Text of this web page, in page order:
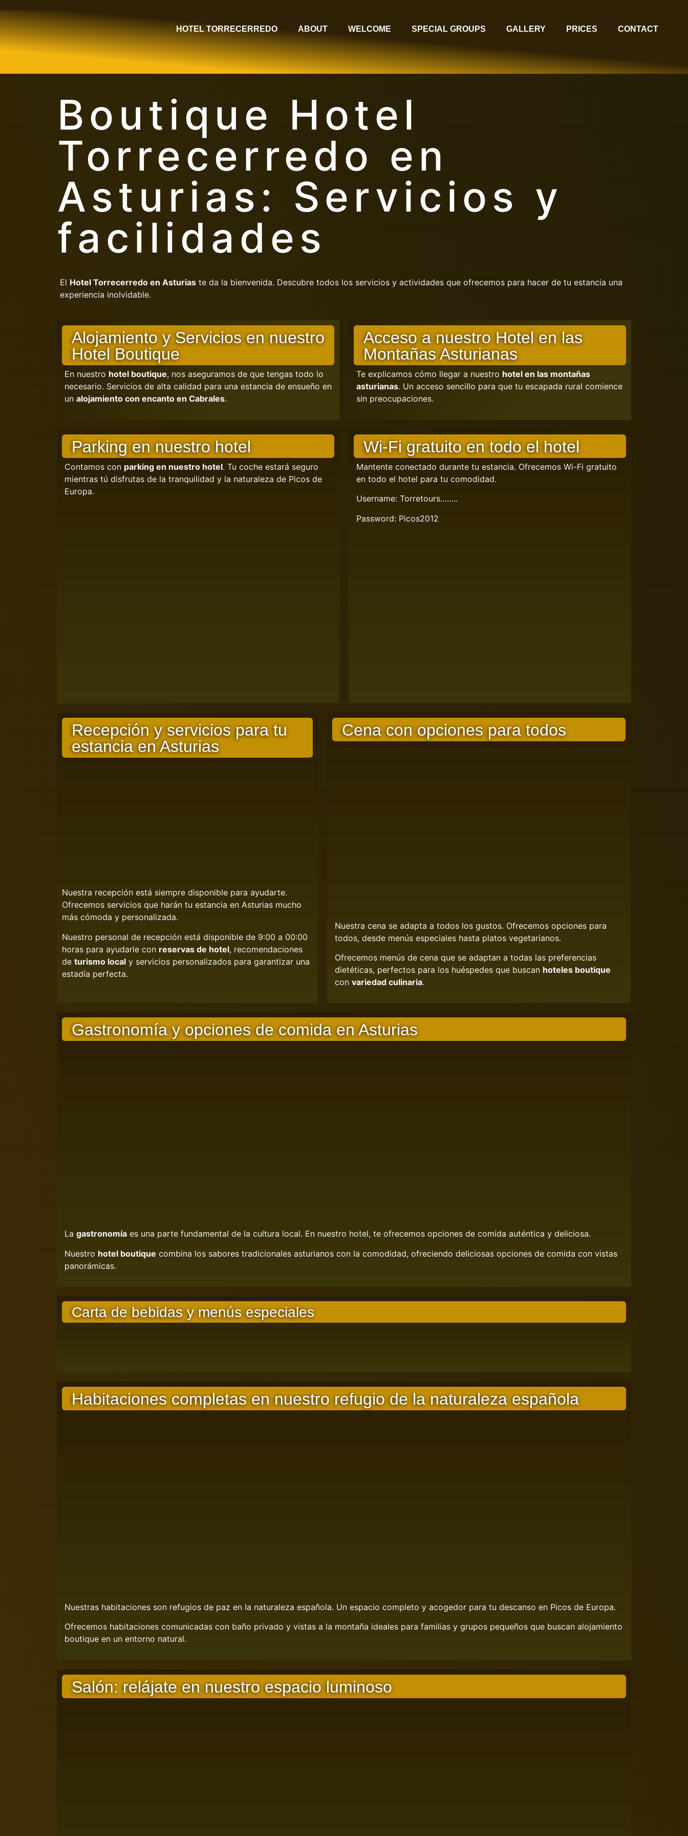
HOTEL TORRECERREDO ABOUT WELCOME SPECIAL GROUPS GALLERY PRICES CONTACT
Boutique Hotel
Torrecerredo en
Asturias: Servicios y
facilidades
El Hotel Torrecerredo en Asturias te da la bienvenida. Descubre todos los servicios y actividades que ofrecemos para hacer de tu estancia una
experiencia inolvidable.
Alojamiento y Servicios en nuestro
Hotel Boutique
En nuestro hotel boutique, nos aseguramos de que tengas todo lo
necesario. Servicios de alta calidad para una estancia de ensueño en
un alojamiento con encanto en Cabrales.
Acceso a nuestro Hotel en las
Montañas Asturianas
Te explicamos cómo llegar a nuestro hotel en las montañas
asturianas. Un acceso sencillo para que tu escapada rural comience
sin preocupaciones.
Parking en nuestro hotel
Contamos con parking en nuestro hotel. Tu coche estará seguro
mientras tú disfrutas de la tranquilidad y la naturaleza de Picos de
Europa.
Wi-Fi gratuito en todo el hotel
Mantente conectado durante tu estancia. Ofrecemos Wi-Fi gratuito
en todo el hotel para tu comodidad.
Username: Torretours……..
Password: Picos2012
Recepción y servicios para tu
estancia en Asturias
Nuestra recepción está siempre disponible para ayudarte.
Ofrecemos servicios que harán tu estancia en Asturias mucho
más cómoda y personalizada.
Nuestro personal de recepción está disponible de 9:00 a 00:00
horas para ayudarle con reservas de hotel, recomendaciones
de turismo local y servicios personalizados para garantizar una
estadía perfecta.
Cena con opciones para todos
Nuestra cena se adapta a todos los gustos. Ofrecemos opciones para
todos, desde menús especiales hasta platos vegetarianos.
Ofrecemos menús de cena que se adaptan a todas las preferencias
dietéticas, perfectos para los huéspedes que buscan hoteles boutique
con variedad culinaria.
Gastronomía y opciones de comida en Asturias
La gastronomía es una parte fundamental de la cultura local. En nuestro hotel, te ofrecemos opciones de comida auténtica y deliciosa.
Nuestro hotel boutique combina los sabores tradicionales asturianos con la comodidad, ofreciendo deliciosas opciones de comida con vistas
panorámicas.
Carta de bebidas y menús especiales
Habitaciones completas en nuestro refugio de la naturaleza española
Nuestras habitaciones son refugios de paz en la naturaleza española. Un espacio completo y acogedor para tu descanso en Picos de Europa.
Ofrecemos habitaciones comunicadas con baño privado y vistas a la montaña ideales para familias y grupos pequeños que buscan alojamiento
boutique en un entorno natural.
Salón: relájate en nuestro espacio luminoso